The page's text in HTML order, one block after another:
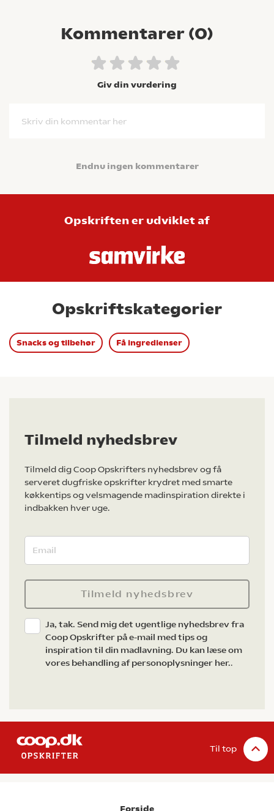
Kommentarer (0)
Giv din vurdering
Skriv din kommentar her
Endnu ingen kommentarer
Opskriften er udviklet af
Opskriftskategorier
Snacks og tilbehør Få ingredienser
Tilmeld nyhedsbrev
Tilmeld dig Coop Opskrifters nyhedsbrev og få
serveret dugfriske opskrifter krydret med smarte
køkkentips og velsmagende madinspiration direkte i
indbakken hver uge.
Tilmeld nyhedsbrev
Ja, tak. Send mig det ugentlige nyhedsbrev fra
Coop Opskrifter på e-mail med tips og
inspiration til din madlavning. Du kan læse om
vores behandling af personoplysninger her..
Til top